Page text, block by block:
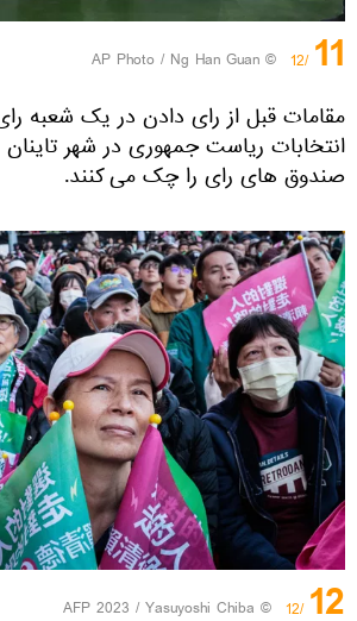
11
/12
© AP Photo / Ng Han Guan
مقامات قبل از رای دادن در یک شعبه
انتخابات ریاست جمهوری در شهر تاینان
صندوق های رای را چک می کنند.
12
/12
© AFP 2023 / Yasuyoshi Chiba